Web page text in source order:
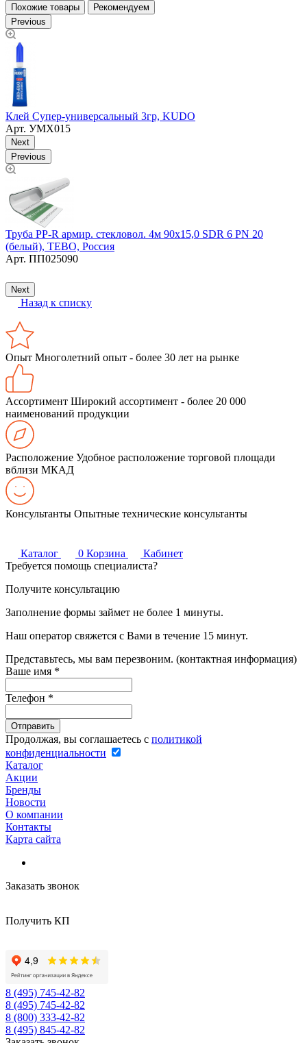
Похожие товары
Рекомендуем
Previous
Клей Супер-универсальный 3гр, KUDO
Арт. УМХ015
Next
Previous
Труба PP-R армир. cтекловол. 4м 90х15,0 SDR 6 PN 20
(белый), TEBO, Россия
Арт. ПП025090
Next
Назад к списку
Опыт Многолетний опыт - более 30 лет на рынке
Ассортимент Широкий ассортимент - более 20 000
наименований продукции
Расположение Удобное расположение торговой площади
вблизи МКАД
Консультанты Опытные технические консультанты
Каталог 0 Корзина
Кабинет
Требуется помощь специалиста?
Получите консультацию
Заполнение формы займет не более 1 минуты.
Наш оператор свяжется с Вами в течение 15 минут.
Представьтесь, мы вам перезвоним. (контактная информация)
Ваше имя *
Телефон *
Продолжая, вы соглашаетесь с политикой
конфиденциальности
Каталог
Акции
Бренды
Новости
О компании
Контакты
Карта сайта
Заказать звонок
Получить КП
8 (495) 745-42-82
8 (495) 745-42-82
8 (800) 333-42-82
8 (495) 845-42-82